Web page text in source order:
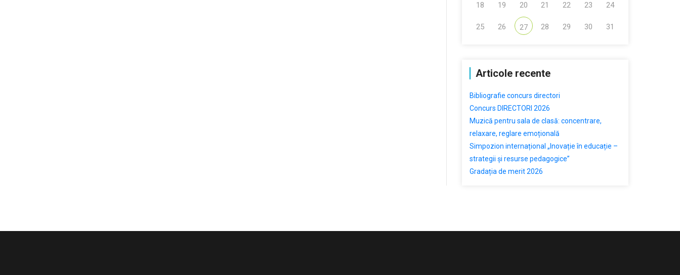
18 19 20 21 22 23 24
25 26 27 28 29 30 31
Articole recente
Bibliografie concurs directori
Concurs DIRECTORI 2026
Muzică pentru sala de clasă: concentrare,
relaxare, reglare emoțională
Simpozion internațional „Inovație în educație –
strategii și resurse pedagogice”
Gradația de merit 2026